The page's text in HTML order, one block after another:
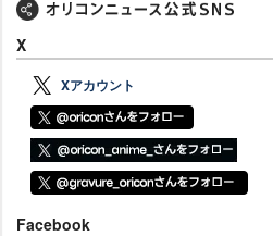
X
Xアカウント
Facebook